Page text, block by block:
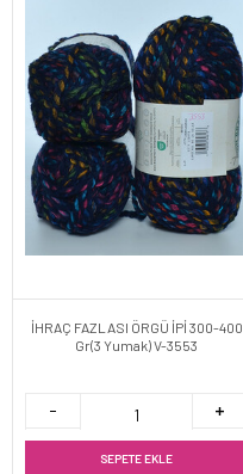
İHRAÇ FAZLASI ÖRGÜ İPİ 300-400
Gr(3 Yumak) V-3553
SEPETE EKLE